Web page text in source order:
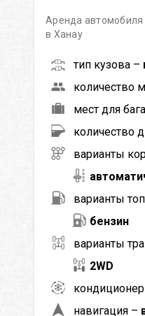
Аренда автомобиля
в Ханау
тип кузова –
количество
мест для
количество
варианты
варианты
бензин
варианты
2WD
навигация –